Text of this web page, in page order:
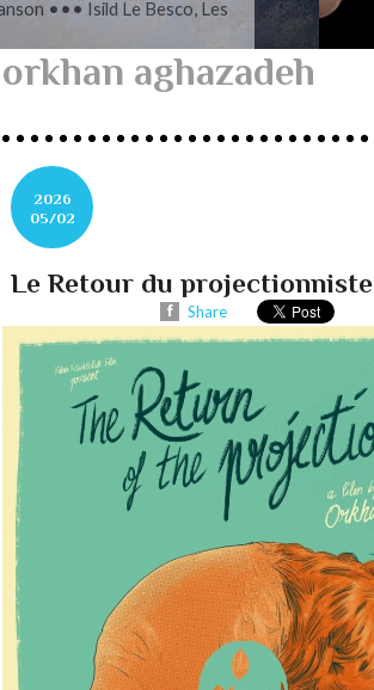
Musique ••• Classique ••• Fanny
orkhan aghazadeh
2026
05/02
Le Retour du projectionniste
Share